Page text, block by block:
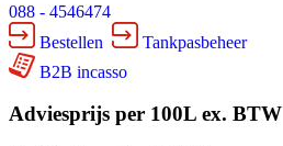
088 - 4546474
Bestellen
Tankpasbeheer
B2B incasso
Adviesprijs per 100L ex. BTW